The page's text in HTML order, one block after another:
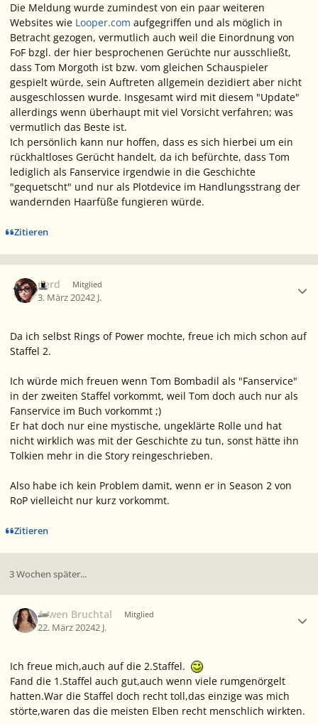
Die Meldung wurde zumindest von ein paar weiteren
Websites wie Looper.com aufgegriffen und als möglich in
Betracht gezogen, vermutlich auch weil die Einordnung von
FoF bzgl. der hier besprochenen Gerüchte nur ausschließt,
dass Tom Morgoth ist bzw. vom gleichen Schauspieler
gespielt würde, sein Auftreten allgemein dezidiert aber nicht
ausgeschlossen wurde. Insgesamt wird mit diesem "Update"
allerdings wenn überhaupt mit viel Vorsicht verfahren; was
vermutlich das Beste ist.
Ich persönlich kann nur hoffen, dass es sich hierbei um ein
rückhaltloses Gerücht handelt, da ich befürchte, dass Tom
lediglich als Fanservice irgendwie in die Geschichte
"gequetscht" und nur als Plotdevice im Handlungsstrang der
wandernden Haarfüße fungieren würde.
Zitieren
nerd Mitglied
3. März 20242 J.
Da ich selbst Rings of Power mochte, freue ich mich schon auf
Staffel 2.
Ich würde mich freuen wenn Tom Bombadil als "Fanservice"
in der zweiten Staffel vorkommt, weil Tom doch auch nur als
Fanservice im Buch vorkommt ;)
Er hat doch nur eine mystische, ungeklärte Rolle und hat
nicht wirklich was mit der Geschichte zu tun, sonst hätte ihn
Tolkien mehr in die Story reingeschrieben.
Also habe ich kein Problem damit, wenn er in Season 2 von
RoP vielleicht nur kurz vorkommt.
Zitieren
3 Wochen später...
Arwen Bruchtal Mitglied
22. März 20242 J.
Ich freue mich,auch auf die 2.Staffel.
Fand die 1.Staffel auch gut,auch wenn viele rumgenörgelt
hatten.War die Staffel doch recht toll,das einzige was mich
störte,waren das die meisten Elben recht menschlich wirkten.